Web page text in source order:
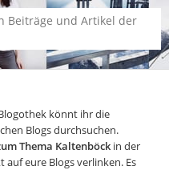
Beiträge und Artikel der
könnt ihr die
Blogs durchsuchen.
Thema Kaltenböck in der
eure Blogs verlinken. Es